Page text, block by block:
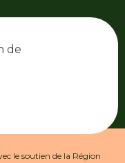
de
le soutien de la Région